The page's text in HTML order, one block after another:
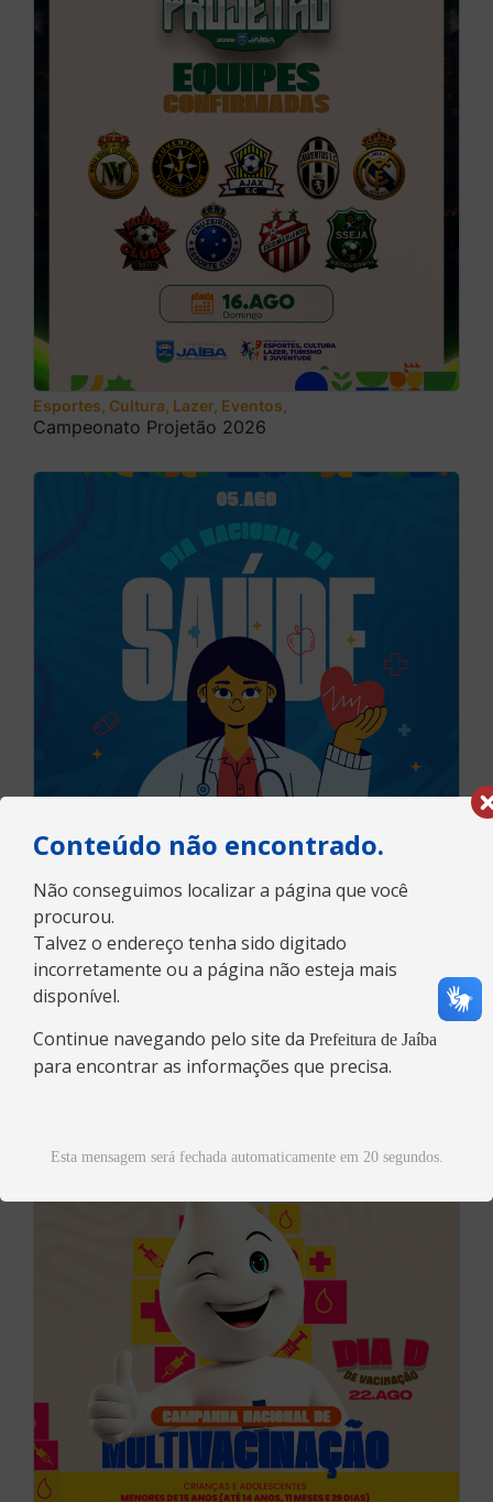
Esportes, Cultura, Lazer, Eventos, Turismo e Juventude
Campeonato Projetão 2026
Dia Nacional da Saúde
Conteúdo não encontrado.
Não conseguimos localizar a página que você
procurou.
Talvez o endereço tenha sido digitado
incorretamente ou a página não esteja mais
disponível.
Continue navegando pelo site da Prefeitura de Jaíba
para encontrar as informações que precisa.
Esta mensagem será fechada automaticamente em 20 segundos.